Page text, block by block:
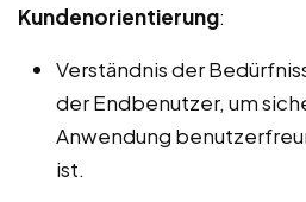
Kundenorientierung:
Verständnis der
der Endbenutzer, um
Anwendung
ist.